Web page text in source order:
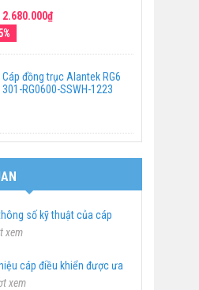
2.680.000₫
Cáp đồng trục Alantek RG6
301-RG0600-SSWH-1223
số kỹ thuật của cáp
xem
cáp điều khiển được ưa
xem